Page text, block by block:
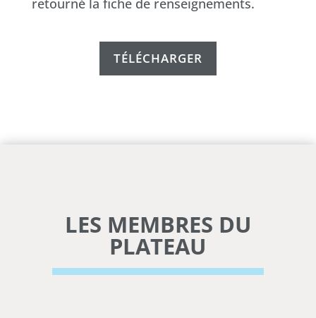
retourné la fiche de renseignements.
TÉLÉCHARGER
LES MEMBRES DU
PLATEAU